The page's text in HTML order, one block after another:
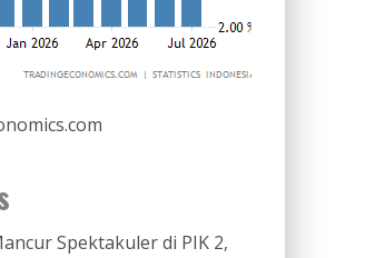
Spektakuler di PIK 2,